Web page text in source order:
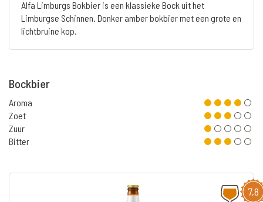
Alfa Limburgs Bokbier is een klassieke Bock uit het
Limburgse Schinnen. Donker amber bokbier met een grote en
lichtbruine kop.
Bockbier
Aroma
Zoet
Zuur
Bitter
7,8